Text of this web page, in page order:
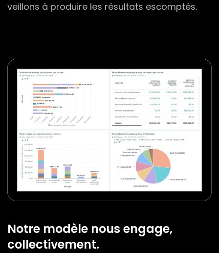
veillons à produire les résultats escomptés.
Notre modèle nous engage,
collectivement.